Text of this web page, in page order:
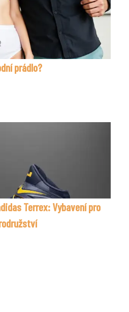
prádlo?
Terrex: Vybavení pro